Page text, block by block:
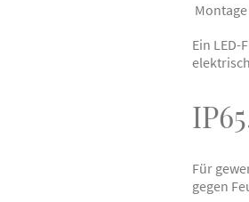
Montage
Ein
Für
gegen